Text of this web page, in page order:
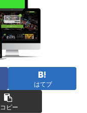
はてブ
コピー